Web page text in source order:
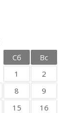
Сб
Вс
1
2
8
9
15
16